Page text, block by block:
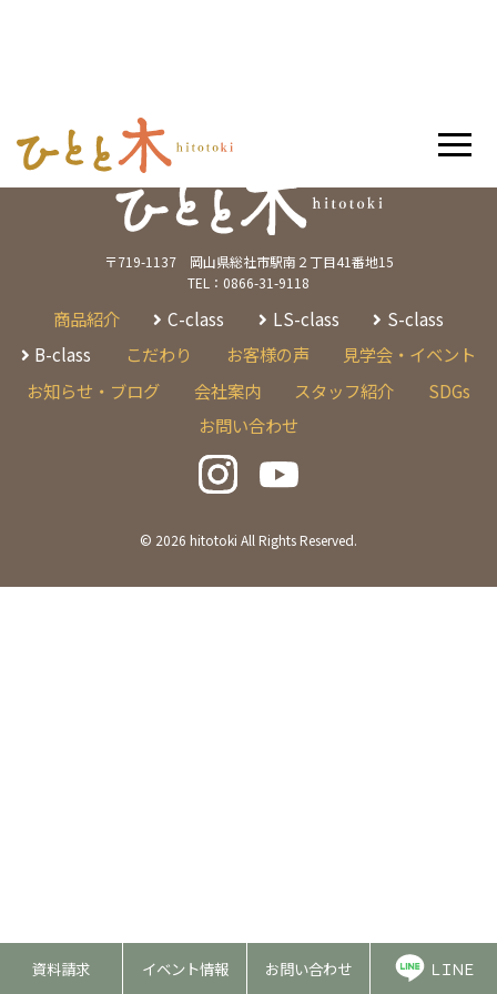
資料請求 イベント情報 お問い合わせ ＬＩＮＥ
〒719-1137 岡山県総社市駅南２丁目41番地15
TEL：0866-31-9118
商品紹介 C-class LS-class
S-class
B-class
こだわり お客様の声
見学会・イベント
お知らせ・ブログ
会社案内 スタッフ紹介
SDGs
お問い合わせ
© 2026 hitotoki All Rights Reserved.